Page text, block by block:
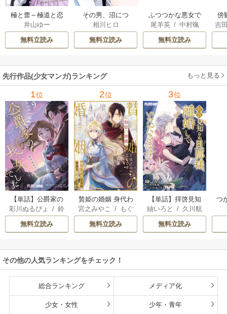
極と蕾～極道と恋
を知らない人妻と
～
井山ゆー
無料立読み
その男、沼につ
き。
相川ヒロ
無料立読み
ふつつかな悪女で
はございますが ～
雛宮蝶鼠とりかえ
伝～
尾羊英/ 中村颯
希/ゆき哉
無料立読み
傍
限
吉
先行作品(少女マンガ)ランキング もっと見る
1位
【単話】公爵家の
長女でした
彩川ぬるぴょ /鈴
音さや/
無料立読み
2位
贄姫の婚姻 身代わ
り王女は帝国で最
愛となる
宮之みやこ / もぐ
す
無料立読み
3位
【単話】拝啓見知
らぬ旦那様、離婚
していただきます
紬いろと / 久川航
璃/あいるむ
無料立読み
つ
その他の人気ランキングをチェック！
総合ランキング メディア化
少女・女性 少年・青年